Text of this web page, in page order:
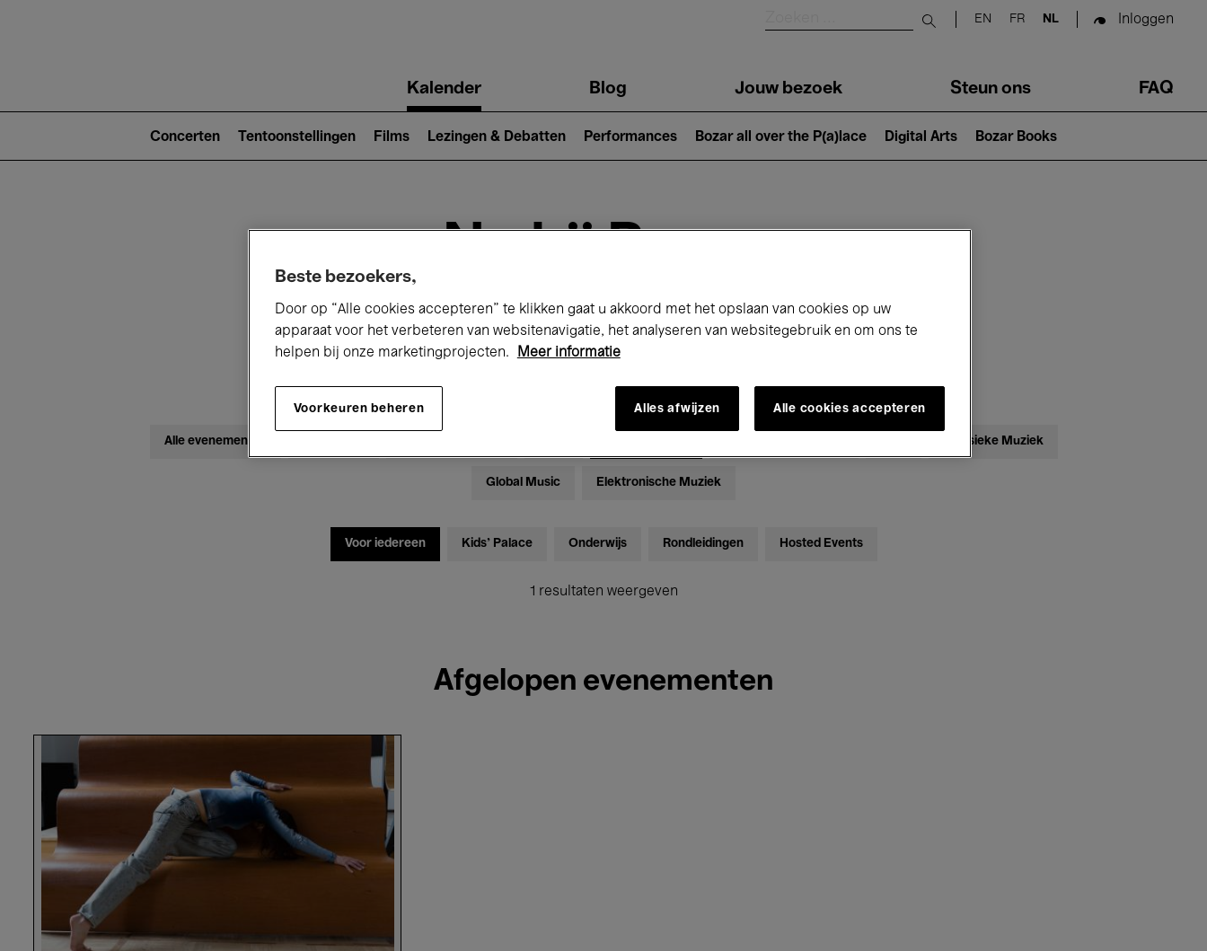
Submit search
EN FR NL Inloggen
navigationKalender Blog Jouw bezoek Steun ons FAQ
2)
Concerten Tentoonstellingen Films Lezingen & Debatten Performances Bozar all over the P(a)lace Digital Arts Bozar Books
Nu bij Bozar
Vandaag Komende 7 dagen Maand
Zaterdag 11 - Zondag 19 April 2026
Alle evenementen Klassieke Muziek
Global Music Elektronische Muziek
Voor iedereen Kids’ Palace Onderwijs Rondleidingen Hosted Events
1 resultaten weergeven
Afgelopen evenementen
Alexandra
Waierstall.
Seconds
Elena
Antoniou.
LANDSCAPE
Beste bezoekers,
Door op “Alle cookies accepteren” te klikken gaat u akkoord met het opslaan van cookies op uw
apparaat voor het verbeteren van websitenavigatie, het analyseren van websitegebruik en om ons te
helpen bij onze marketingprojecten.
Meer informatie
Voorkeuren beheren Alles afwijzen Alle cookies accepteren